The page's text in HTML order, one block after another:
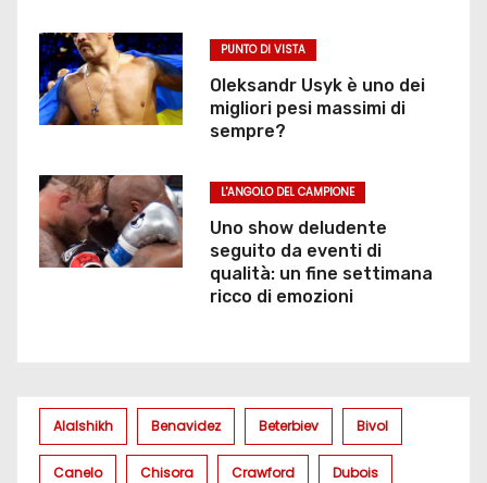
PUNTO DI VISTA
Oleksandr Usyk è uno dei
migliori pesi massimi di
sempre?
L'ANGOLO DEL CAMPIONE
Uno show deludente
seguito da eventi di
qualità: un fine settimana
ricco di emozioni
Alalshikh Benavidez Beterbiev Bivol
Canelo Chisora Crawford Dubois